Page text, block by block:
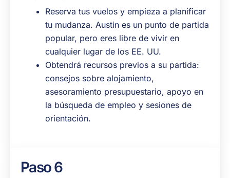
Reserva tus vuelos y empieza a planificar
tu mudanza. Austin es un punto de partida
popular, pero eres libre de vivir en
cualquier lugar de los EE. UU.
Obtendrá recursos previos a su partida:
consejos sobre alojamiento,
asesoramiento presupuestario, apoyo en
la búsqueda de empleo y sesiones de
orientación.
Paso 6